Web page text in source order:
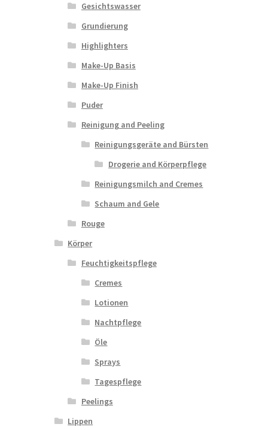
Gesichtswasser
Grundierung
Highlighters
Make-Up Basis
Make-Up Finish
Puder
Reinigung and Peeling
Reinigungsgeräte and Bürsten
Drogerie and Körperpflege
Reinigungsmilch and Cremes
Schaum and Gele
Rouge
Körper
Feuchtigkeitspflege
Cremes
Lotionen
Nachtpflege
Öle
Sprays
Tagespflege
Peelings
Lippen